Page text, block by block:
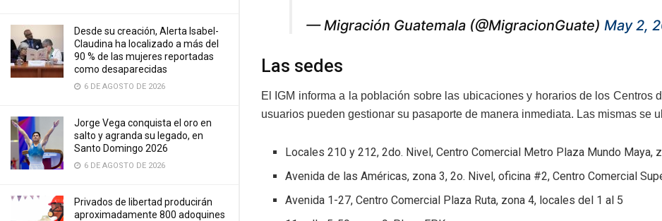
Desde su creación, Alerta Isabel-
Claudina ha localizado a más del
90 % de las mujeres reportadas
como desaparecidas
6 DE AGOSTO DE 2026
Jorge Vega conquista el oro en
salto y agranda su legado, en
Santo Domingo 2026
6 DE AGOSTO DE 2026
Privados de libertad producirán
aproximadamente 800 adoquines
— Migración Guatemala (@MigracionGuate) May 2,
Las sedes
El IGM informa a la población sobre las ubicaciones y horarios de los
usuarios pueden gestionar su pasaporte de manera inmediata. Las mismas se
Locales 210 y 212, 2do. Nivel, Centro Comercial Metro Plaza Mundo Maya,
Avenida de las Américas, zona 3, 2o. Nivel, oficina #2, Centro Comercial
Avenida 1-27, Centro Comercial Plaza Ruta, zona 4, locales del 1 al 5